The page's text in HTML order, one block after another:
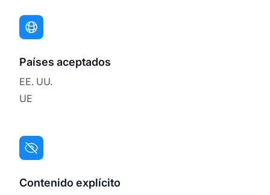
Países aceptados
EE. UU.
UE
Contenido explícito